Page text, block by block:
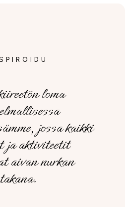
loma
jossa kaikki
ja aktiviteetit
aivan nurkan
takana.